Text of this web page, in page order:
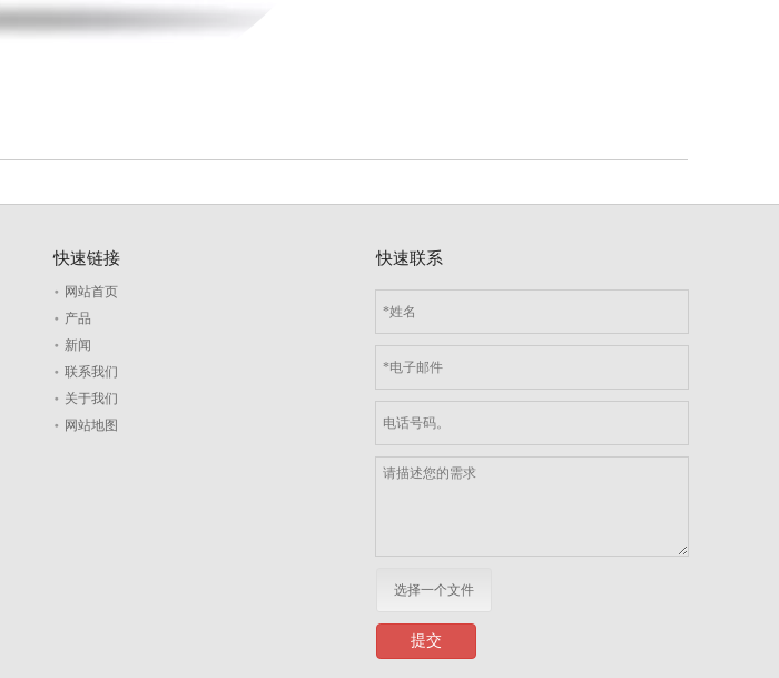
快速链接
网站首页
产品
新闻
联系我们
关于我们
网站地图
快速联系
选择一个文件
提交